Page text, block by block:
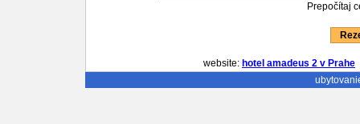
Prepočítaj
website: hotel amadeus 2 v Prahe